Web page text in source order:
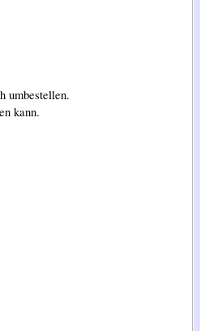
umbestellen.
kann.